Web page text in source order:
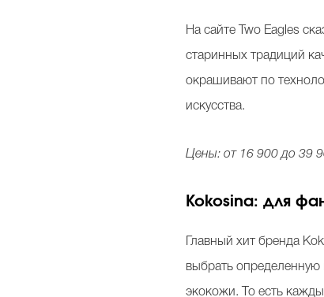
На сайте Two Eagles
старинных традиций
окрашивают по
искусства.
Цены: от 16 900 до 39
Kokosina: для
Главный хит бренда
выбрать определенную
экокожи. То есть